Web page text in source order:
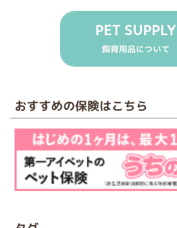
PET SUPPLY
飼育用品について
おすすめの保険はこちら